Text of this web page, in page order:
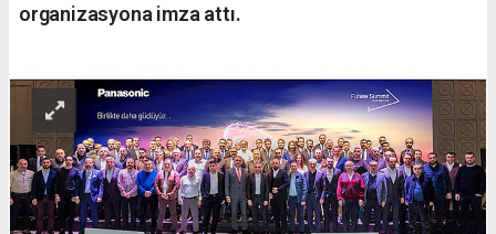
organizasyona imza attı.